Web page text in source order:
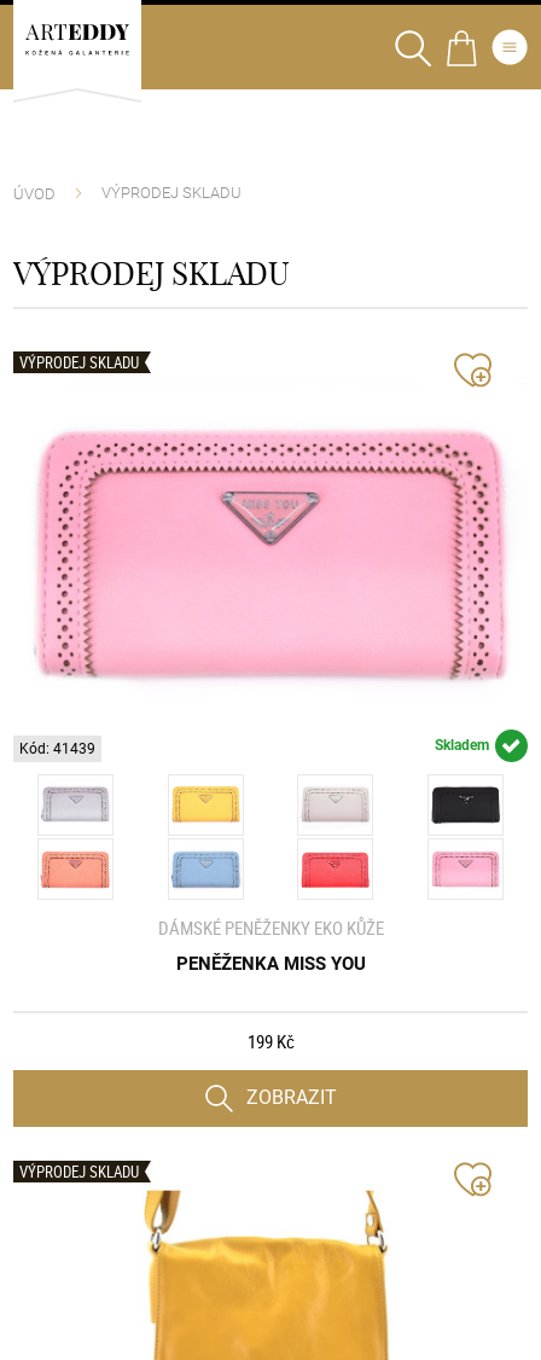
ÚVOD VÝPRODEJ SKLADU
VÝPRODEJ SKLADU
VÝPRODEJ SKLADU
Kód: 41439 Skladem
DÁMSKÉ PENĚŽENKY EKO KŮŽE
PENĚŽENKA MISS YOU
199 Kč
ZOBRAZIT
VÝPRODEJ SKLADU